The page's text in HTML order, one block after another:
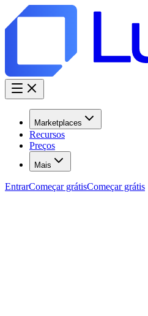
Marketplaces
Recursos
Preços
Mais
EntrarComeçar grátisComeçar grátis